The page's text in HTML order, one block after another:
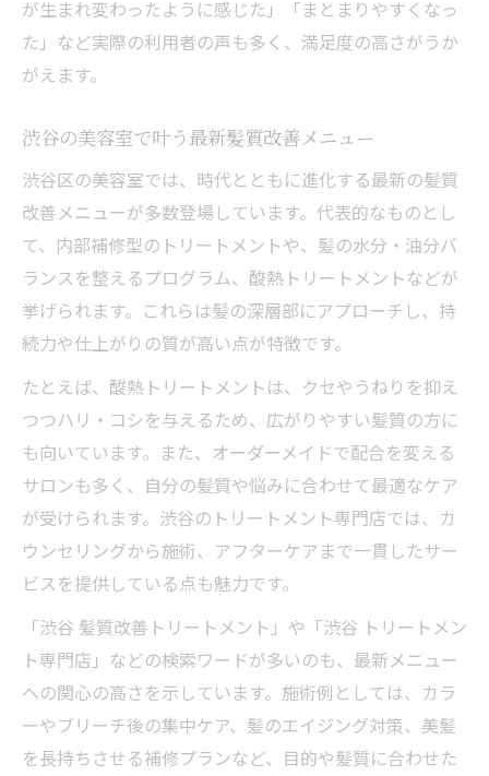
が生まれ変わったように感じた」「まとまりやすくなっ
た」など実際の利用者の声も多く、満足度の高さがうか
がえます。
渋谷の美容室で叶う最新髪質改善メニュー
渋谷区の美容室では、時代とともに進化する最新の髪質
改善メニューが多数登場しています。代表的なものとし
て、内部補修型のトリートメントや、髪の水分・油分バ
ランスを整えるプログラム、酸熱トリートメントなどが
挙げられます。これらは髪の深層部にアプローチし、持
続力や仕上がりの質が高い点が特徴です。
たとえば、酸熱トリートメントは、クセやうねりを抑え
つつハリ・コシを与えるため、広がりやすい髪質の方に
も向いています。また、オーダーメイドで配合を変える
サロンも多く、自分の髪質や悩みに合わせて最適なケア
が受けられます。渋谷のトリートメント専門店では、カ
ウンセリングから施術、アフターケアまで一貫したサー
ビスを提供している点も魅力です。
「渋谷 髪質改善トリートメント」や「渋谷 トリートメン
ト専門店」などの検索ワードが多いのも、最新メニュー
への関心の高さを示しています。施術例としては、カラ
ーやブリーチ後の集中ケア、髪のエイジング対策、美髪
を長持ちさせる補修プランなど、目的や髪質に合わせた